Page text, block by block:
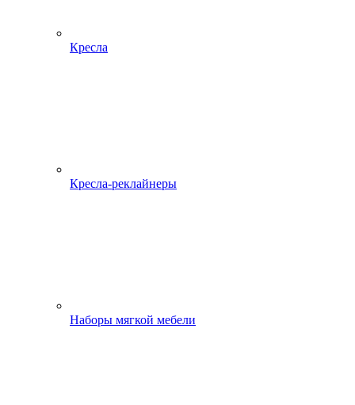
Кресла
Кресла-реклайнеры
Наборы мягкой мебели